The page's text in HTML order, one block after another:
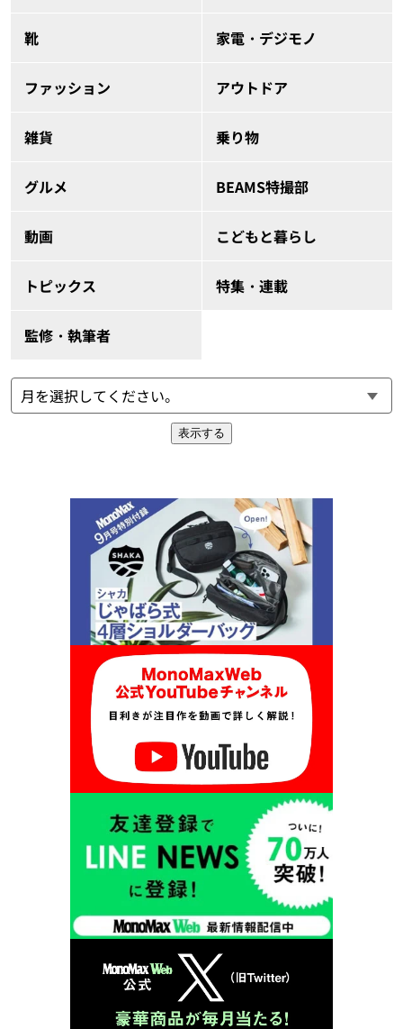
靴 家電・デジモノ
ファッション アウトドア
雑貨 乗り物
グルメ BEAMS特撮部
動画 こどもと暮らし
トピックス 特集・連載
監修・執筆者
表示する